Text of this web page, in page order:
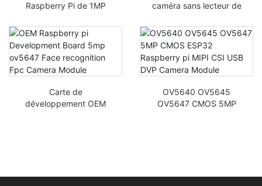
Raspberry Pi de 1MP
globale Capture de
mouvement haute
vitesse
caméra sans lecteur de
développement
Raspberry Pi
Carte de
développement OEM
OV5640 OV5645
OV5647 CMOS 5MP